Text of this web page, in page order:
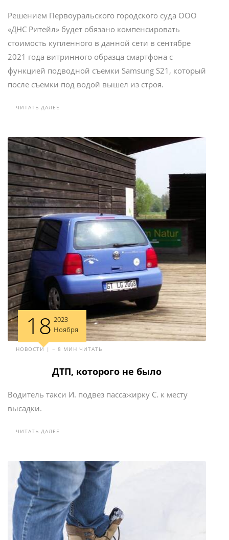
Решением Первоуральского городского суда ООО
«ДНС Ритейл» будет обязано компенсировать
стоимость купленного в данной сети в сентябре
2021 года витринного образца смартфона с
функцией подводной съемки Samsung S21, который
после съемки под водой вышел из строя.
ЧИТАТЬ ДАЛЕЕ
18 2023
Ноября
НОВОСТИ | ~ 8 МИН ЧИТАТЬ
ДТП, которого не было
Водитель такси И. подвез пассажирку С. к месту
высадки.
ЧИТАТЬ ДАЛЕЕ